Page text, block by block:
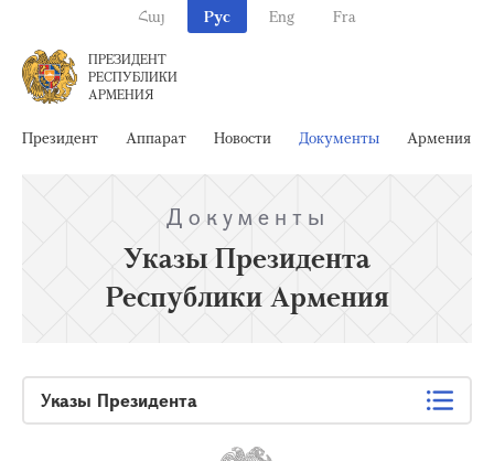
Հայ Рус Eng Fra
ПРЕЗИДЕНТ
РЕСПУБЛИКИ
АРМЕНИЯ
Президент Аппарат Новости Документы Армения
Документы
Указы Президента
Республики Армения
Указы Президента